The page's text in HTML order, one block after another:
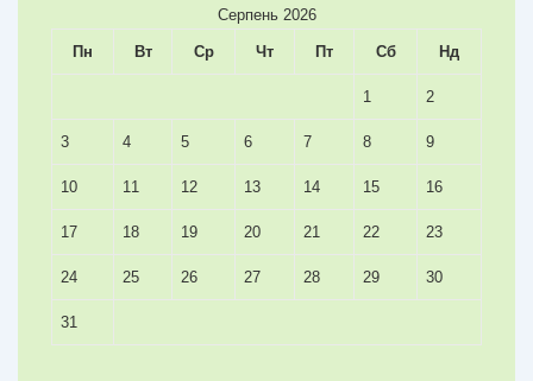
Серпень 2026
Пн Вт Ср Чт Пт Сб Нд
1 2
3 4 5 6 7 8 9
10 11 12 13 14 15 16
17 18 19 20 21 22 23
24 25 26 27 28 29 30
31